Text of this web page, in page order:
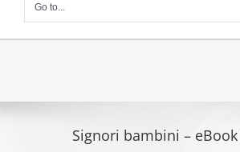
Go to...
Signori bambini –